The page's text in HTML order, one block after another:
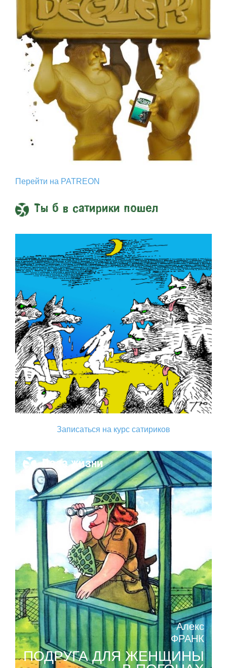
Перейти на PATREON
Ты б в сатирики пошел
Записаться на курс сатириков
Поза жизни
Алекс
ФРАНК
ПОДРУГА ДЛЯ ЖЕНЩИНЫ